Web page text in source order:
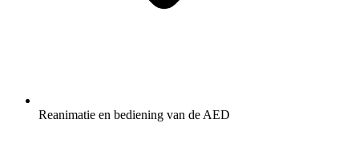
Reanimatie en bediening van de AED